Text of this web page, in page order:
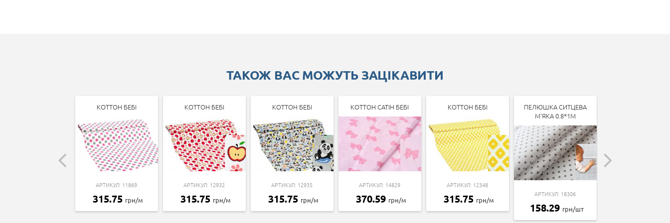
ТАКОЖ ВАС МОЖУТЬ ЗАЦІКАВИТИ
КОТТОН БЕБІ
АРТИКУЛ: 11869
315.75 грн/м
КОТТОН БЕБІ
АРТИКУЛ: 12932
315.75 грн/м
КОТТОН БЕБІ
АРТИКУЛ: 12935
315.75 грн/м
КОТТОН САТІН БЕБІ
АРТИКУЛ: 14829
370.59 грн/м
КОТТОН БЕБІ
АРТИКУЛ: 12348
315.75 грн/м
ПЕЛЮШКА СИТЦЕВА
М'ЯКА 0.8*1М
АРТИКУЛ: 18306
158.29 грн/шт